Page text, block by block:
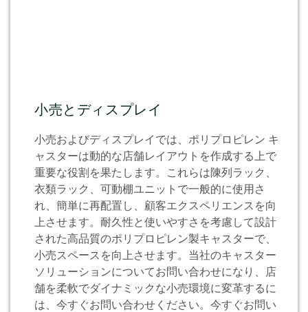
小売とディスプレイ
小売およびディスプレイでは、ポリプロピレン キ
ャスターは動的な店舗レイアウトを作成する上で
重要な役割を果たします。これらは陳列ラック、
衣類ラック、可動棚ユニットで一般的に使用さ
れ、簡単に再配置し、顧客エクスペリエンスを向
上させます。耐久性と使いやすさを考慮して設計
された高品質のポリプロピレン製キャスターで、
小売スペースを向上させます。当社のキャスター
ソリューションについてお問い合わせになり、店
舗を柔軟でダイナミックな小売環境に変革するに
は、今すぐお問い合わせください。今すぐお問い